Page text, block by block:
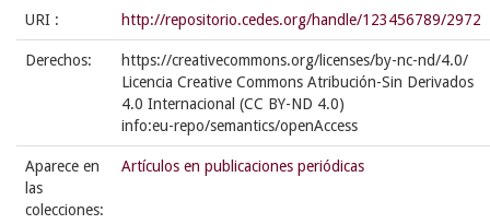
URI : http://repositorio.cedes.org/handle/123456789/2972
Derechos:
https://creativecommons.org/licenses/by-nc-nd/4.0/
Licencia Creative Commons Atribución-Sin Derivados
4.0 Internacional (CC BY-ND 4.0)
info:eu-repo/semantics/openAccess
Aparece en
las
colecciones:
Artículos en publicaciones periódicas